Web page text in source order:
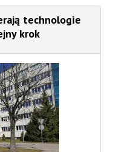
technologie
krok